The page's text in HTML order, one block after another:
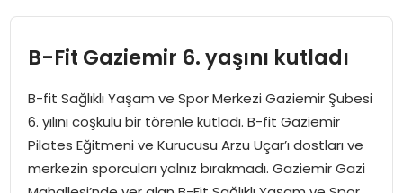
YAŞAM
GÜNCEL
SAĞLIK
EĞITIM
B-Fit Gaziemir 6. yaşını kutladı
B-fit Sağlıklı Yaşam ve Spor Merkezi Gaziemir Şubesi
6. yılını coşkulu bir törenle kutladı. B-fit Gaziemir
Pilates Eğitmeni ve Kurucusu Arzu Uçar’ı dostları ve
merkezin sporcuları yalnız bırakmadı. Gaziemir Gazi